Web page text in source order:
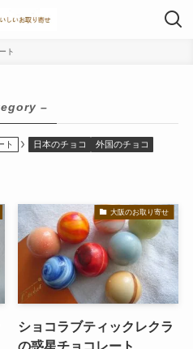
ト
–
ト 日本のチョコ 外国のチョコ
大阪のお取り寄せ
ショコラブティックレクラ
の惑星チョコレート